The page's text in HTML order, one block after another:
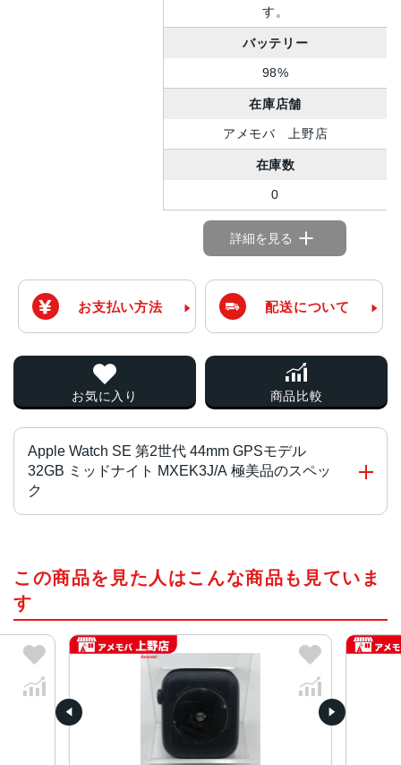
す。
バッテリー
98%
在庫店舗
アメモバ 上野店
在庫数
0
詳細を見る
お支払い方法 配送について
お気に入り 商品比較
Apple Watch SE 第2世代 44mm GPSモデル
32GB ミッドナイト MXEK3J/A 極美品のスペッ
ク
S8 SiP（64ビットデュアルコアプロセッサ搭載）
LTPO OLED Retinaディスプレイ
ケースサイズ・重量
44mm、40mm
44mmケース：44mm x 38mm x 10.7mm
32.9 g（GPSモデル）
この商品を見た人はこんな商品も見ていま
す